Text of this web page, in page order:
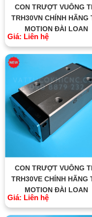
CON TRƯỢT VUÔNG
TRH30VN CHÍNH HÃNG
MOTION ĐÀI LOAN
Giá: Liên hệ
CON TRƯỢT VUÔNG
TRH30VE CHÍNH HÃNG
MOTION ĐÀI LOAN
Giá: Liên hệ